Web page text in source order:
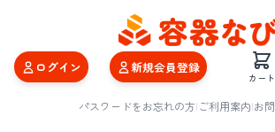
ログイン 新規会員登録
カート
パスワードをお忘れの方|ご利用案内|お